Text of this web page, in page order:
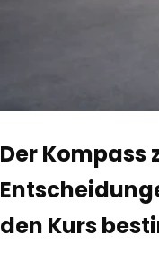
Der Kompass
den Kurs